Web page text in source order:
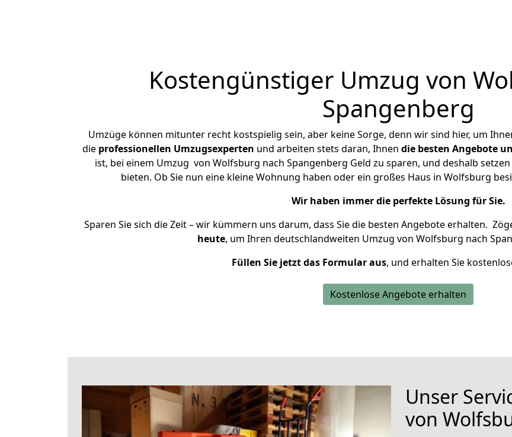
Kostengünstiger Umzug von
Spangenberg
Umzüge können mitunter recht kostspielig sein, aber keine Sorge, denn wir sind hier, um
die professionellen Umzugsexperten und arbeiten stets daran, Ihnen die besten Angebote
ist, bei einem Umzug von Wolfsburg nach Spangenberg Geld zu sparen, und deshalb
bieten. Ob Sie nun eine kleine Wohnung haben oder ein großes Haus in Wolfsburg
Wir haben immer die perfekte Lösung für Sie.
Sparen Sie sich die Zeit – wir kümmern uns darum, dass Sie die besten Angebote erhalten.
heute, um Ihren deutschlandweiten Umzug von Wolfsburg nach
Füllen Sie jetzt das Formular aus, und erhalten Sie
Kostenlose Angebote erhalten
Unser
von